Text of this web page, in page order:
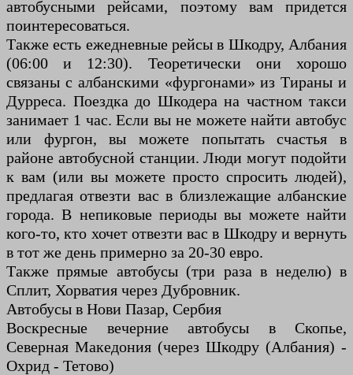
автобусными рейсами, поэтому вам придется
поинтересоваться.
Также есть ежедневные рейсы в Шкодру, Албания
(06:00 и 12:30). Теоретически они хорошо
связаны с албанскими «фургонами» из Тираны и
Дурреса. Поездка до Шкодера на частном такси
занимает 1 час. Если вы не можете найти автобус
или фургон, вы можете попытать счастья в
районе автобусной станции. Люди могут подойти
к вам (или вы можете просто спросить людей),
предлагая отвезти вас в близлежащие албанские
города. В непиковые периоды вы можете найти
кого-то, кто хочет отвезти вас в Шкодру и вернуть
в тот же день примерно за 20-30 евро.
Также прямые автобусы (три раза в неделю) в
Сплит, Хорватия через Дубровник.
Автобусы в Нови Пазар, Сербия
Воскресные вечерние автобусы в Скопье,
Северная Македония (через Шкодру (Албания) -
Охрид - Тетово)